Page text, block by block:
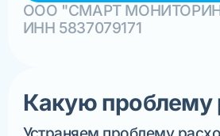
ООО "СМАРТ
ИНН 5837079171
Какую